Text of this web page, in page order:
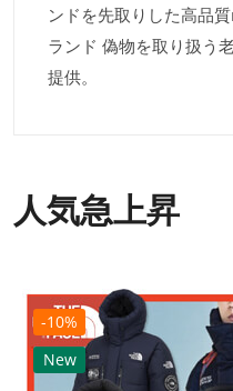
ンドを先取りした高品
ランド 偽物を取り扱う
提供。
人気急上昇
-10%
New